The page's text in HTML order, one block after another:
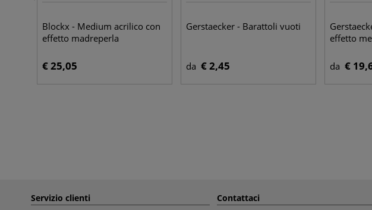
Blockx - Medium acrilico con
effetto madreperla
€ 25,05
Gerstaecker - Barattoli vuoti
da € 2,45
effetto
da €
Servizio clienti
Contattaci